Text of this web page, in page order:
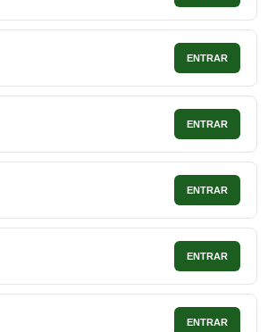
ENTRAR
ENTRAR
ENTRAR
ENTRAR
ENTRAR